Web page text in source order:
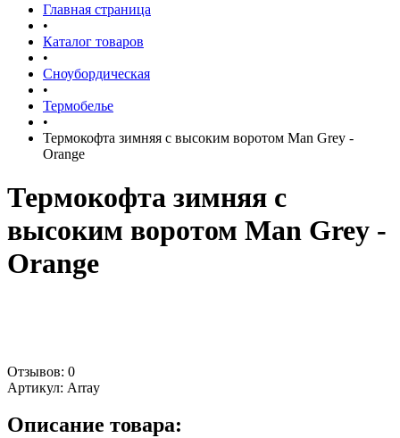
Главная страница
•
Каталог товаров
•
Сноубордическая
•
Термобелье
•
Термокофта зимняя с высоким воротом Man Grey -
Orange
Термокофта зимняя с
высоким воротом Man Grey -
Orange
Отзывов: 0
Артикул: Array
Описание товара: